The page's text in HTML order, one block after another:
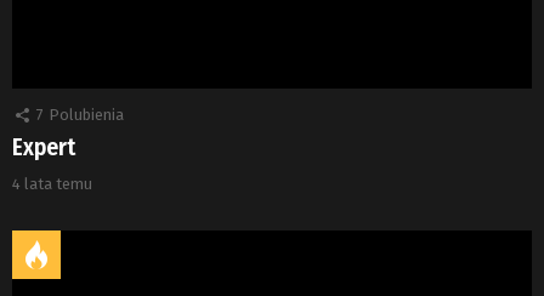
7 Polubienia
Expert
4 lata temu